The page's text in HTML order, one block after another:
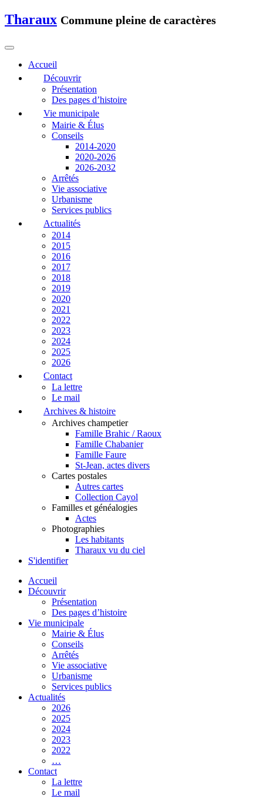
Tharaux Commune pleine de caractères
Accueil
Découvrir
Présentation
Des pages d’histoire
Vie municipale
Mairie & Élus
Conseils
2014-2020
2020-2026
2026-2032
Arrêtés
Vie associative
Urbanisme
Services publics
Actualités
2014
2015
2016
2017
2018
2019
2020
2021
2022
2023
2024
2025
2026
Contact
La lettre
Le mail
Archives & histoire
Archives champetier
Famille Brahic / Raoux
Famille Chabanier
Famille Faure
St-Jean, actes divers
Cartes postales
Autres cartes
Collection Cayol
Familles et généalogies
Actes
Photographies
Les habitants
Tharaux vu du ciel
S'identifier
Accueil
Découvrir
Présentation
Des pages d’histoire
Vie municipale
Mairie & Élus
Conseils
Arrêtés
Vie associative
Urbanisme
Services publics
Actualités
2026
2025
2024
2023
2022
…
Contact
La lettre
Le mail